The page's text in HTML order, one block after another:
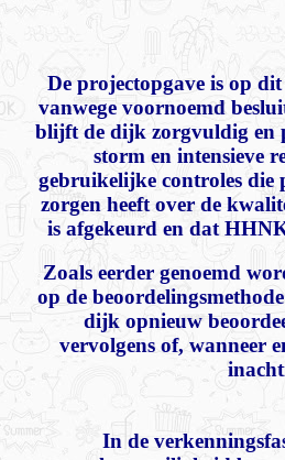
De projectopgave is op
vanwege voornoemd
blijft de dijk zorgvuldig en
storm en intensieve
gebruikelijke controles die
zorgen heeft over de
is afgekeurd en dat
Zoals eerder genoemd
op de
dijk opnieuw
vervolgens of, wanneer
In de